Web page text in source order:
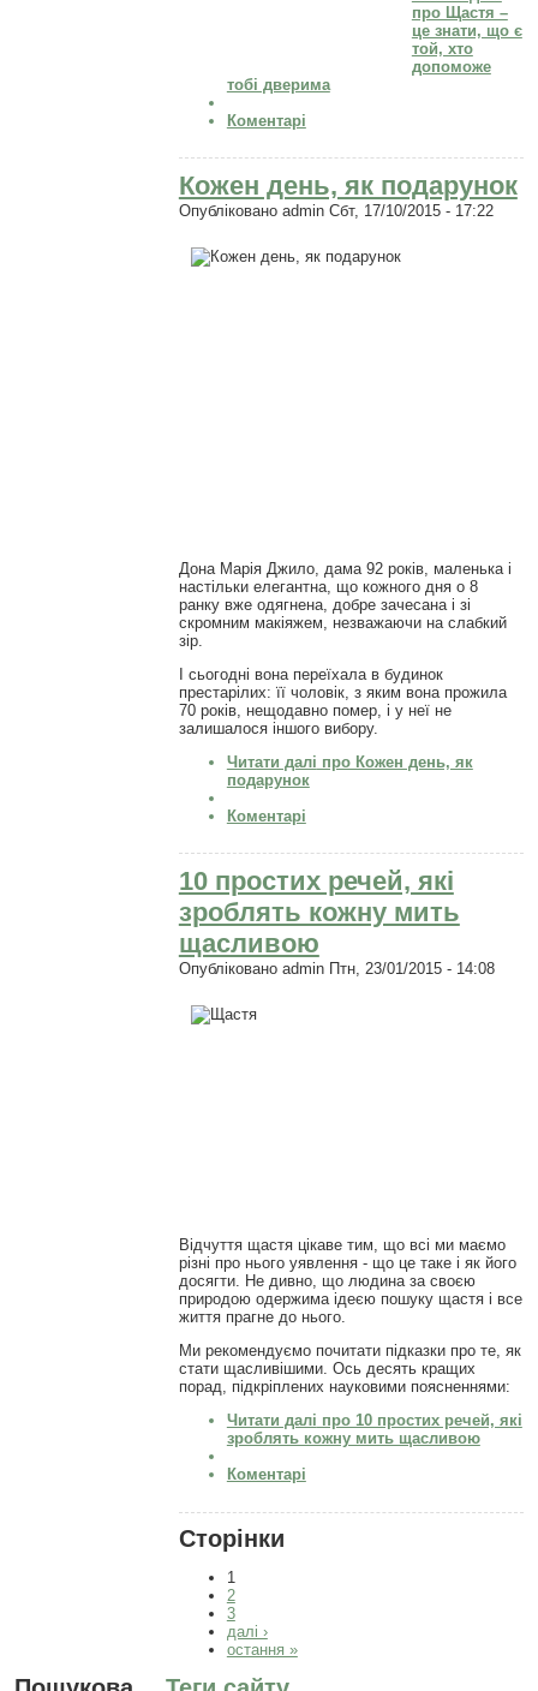
про Щастя –
це знати, що є
той, хто
допоможе
тобі дверима
Коментарі
Кожен день, як подарунок
Опубліковано adminСбт, 17/10/2015 - 17:22
Дона Марія Джило, дама 92 років, маленька і
настільки елегантна, що кожного дня о 8
ранку вже одягнена, добре зачесана і зі
скромним макіяжем, незважаючи на слабкий
зір.
І сьогодні вона переїхала в будинок
престарілих: її чоловік, з яким вона прожила
70 років, нещодавно помер, і у неї не
залишалося іншого вибору.
Читати далі про Кожен день, як
подарунок
Коментарі
10 простих речей, які
зроблять кожну мить
щасливою
Опубліковано adminПтн, 23/01/2015 - 14:08
Відчуття щастя цікаве тим, що всі ми маємо
різні про нього уявлення - що це таке і як його
досягти. Не дивно, що людина за своєю
природою одержима ідеєю пошуку щастя і все
життя прагне до нього.
Ми рекомендуємо почитати підказки про те, як
стати щасливішими. Ось десять кращих
порад, підкріплених науковими поясненнями:
Читати далі про 10 простих речей, які
зроблять кожну мить щасливою
Коментарі
Сторінки
1
2
3
далі ›
остання »